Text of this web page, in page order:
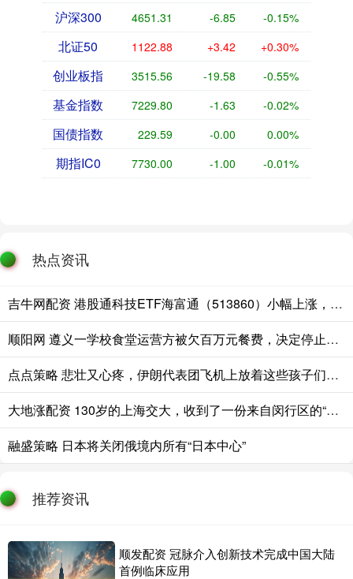
沪深300 4651.31 -6.85 -0.15%
北证50 1122.88 +3.42 +0.30%
创业板指 3515.56 -19.58 -0.55%
基金指数 7229.80 -1.63 -0.02%
国债指数 229.59 -0.00 0.00%
期指IC0 7730.00 -1.00 -0.01%
热点资讯
吉牛网配资 港股通科技ETF海富通（513860）小幅上涨，机构称AI商业化正向应用层加速渗透，港股科技配置价值正在逐步显现
顺阳网 遵义一学校食堂运营方被欠百万元餐费，决定停止供餐，校方回应
点点策略 悲壮又心疼，伊朗代表团飞机上放着这些孩子们的照片
大地涨配资 130岁的上海交大，收到了一份来自闵行区的“国画情书”
融盛策略 日本将关闭俄境内所有“日本中心”
推荐资讯
顺发配资 冠脉介入创新技术完成中国大陆
首例临床应用